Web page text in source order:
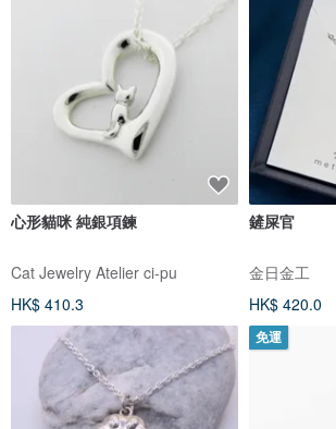
心形貓咪 純銀項鍊
Cat Jewelry Atelier ci-pu
HK$ 410.3
鏟屎官
金日金工
HK$ 420.0
免運